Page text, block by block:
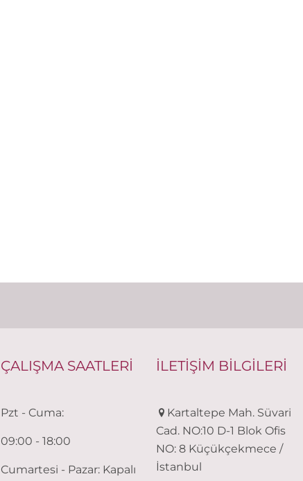
ÇALIŞMA SAATLERİ
Pzt - Cuma:
09:00 - 18:00
Cumartesi - Pazar: Kapalı
İLETİŞİM BİLGİLERİ
Kartaltepe Mah. Süvari
Cad. NO:10 D-1 Blok Ofis
NO: 8 Küçükçekmece /
İstanbul